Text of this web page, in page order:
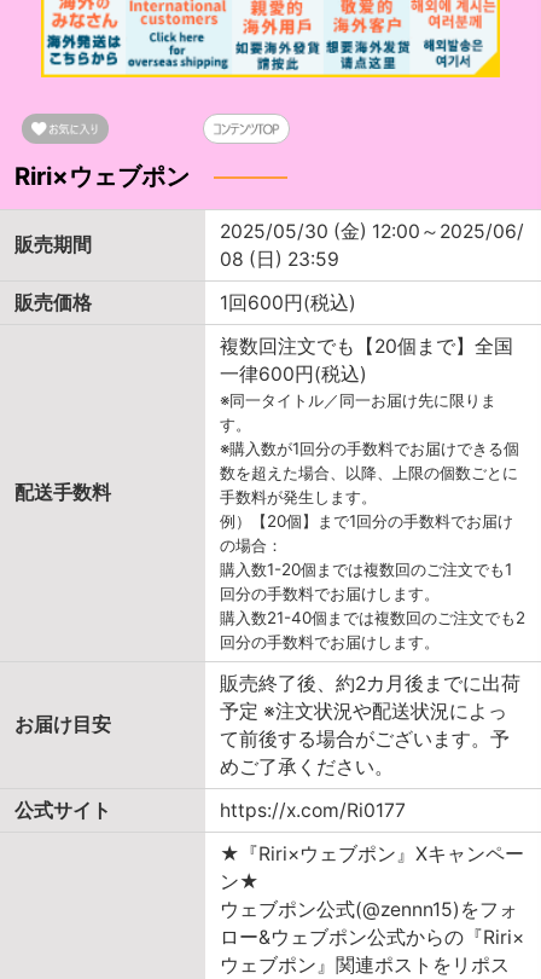
Riri×ウェブポン
販売期間
2025/05/30 (金) 12:00～2025/06/
08 (日) 23:59
販売価格
1回600円(税込)
配送手数料
複数回注文でも【20個まで】全国
一律600円(税込)
※同一タイトル／同一お届け先に限りま
す。
※購入数が1回分の手数料でお届けできる個
数を超えた場合、以降、上限の個数ごとに
手数料が発生します。
例）【20個】まで1回分の手数料でお届け
の場合：
購入数1-20個までは複数回のご注文でも1
回分の手数料でお届けします。
購入数21-40個までは複数回のご注文でも2
回分の手数料でお届けします。
お届け目安
販売終了後、約2カ月後までに出荷
予定 ※注文状況や配送状況によっ
て前後する場合がございます。予
めご了承ください。
公式サイト
https://x.com/Ri0177
★『Riri×ウェブポン』Xキャンペー
ン★
ウェブポン公式(@zennn15)をフォ
ロー&ウェブポン公式からの『Riri×
ウェブポン』関連ポストをリポス